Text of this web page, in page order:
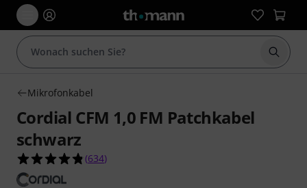
Suche
Mikrofonkabel
Cordial CFM 1,0 FM Patchkabel
schwarz
4.8 von 5 Sternen aus 634 Kundenbewertungen
(634)